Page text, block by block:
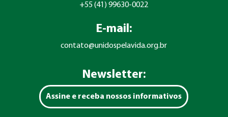
+55 (41) 99630-0022
E-mail:
contato@unidospelavida.org.br
Newsletter:
Assine e receba nossos informativos